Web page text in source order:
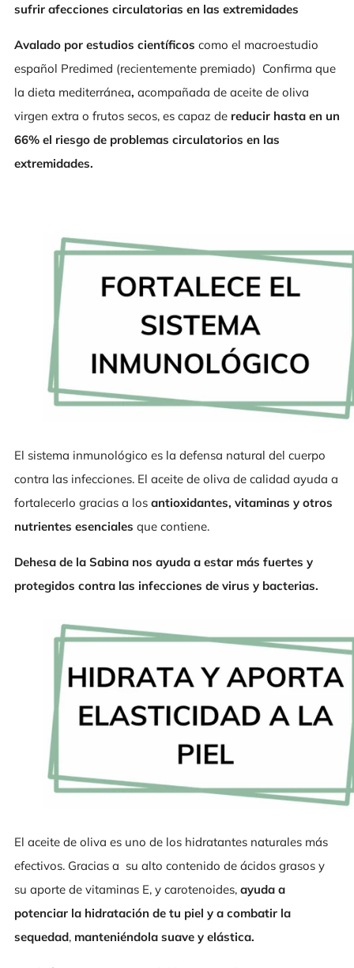
sufrir afecciones circulatorias en las extremidades
Avalado por estudios científicos como el macroestudio
español Predimed (recientemente premiado) Confirma que
la dieta mediterránea, acompañada de aceite de oliva
virgen extra o frutos secos, es capaz de reducir hasta en un
66% el riesgo de problemas circulatorios en las
extremidades.
El sistema inmunológico es la defensa natural del cuerpo
contra las infecciones. El aceite de oliva de calidad ayuda a
fortalecerlo gracias a los antioxidantes, vitaminas y otros
nutrientes esenciales que contiene.
Dehesa de la Sabina nos ayuda a estar más fuertes y
protegidos contra las infecciones de virus y bacterias.
El aceite de oliva es uno de los hidratantes naturales más
efectivos. Gracias a su alto contenido de ácidos grasos y
su aporte de vitaminas E, y carotenoides, ayuda a
potenciar la hidratación de tu piel y a combatir la
sequedad, manteniéndola suave y elástica.